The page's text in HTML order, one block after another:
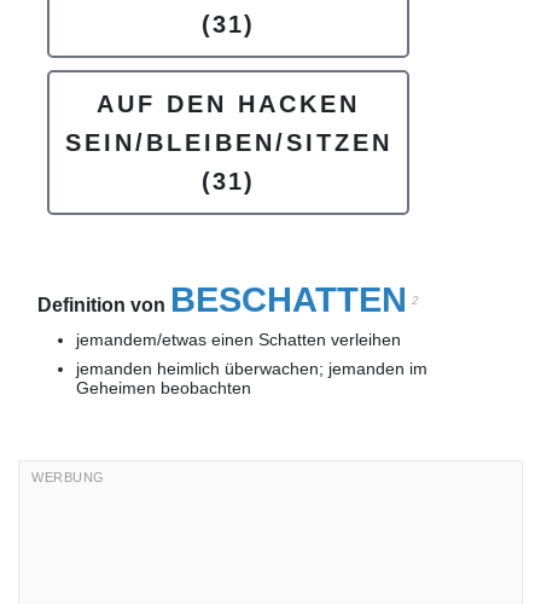
(31)
AUF DEN HACKEN
SEIN/BLEIBEN/SITZEN
(31)
Definition von BESCHATTEN 2
jemandem/etwas einen Schatten verleihen
jemanden heimlich überwachen; jemanden im
Geheimen beobachten